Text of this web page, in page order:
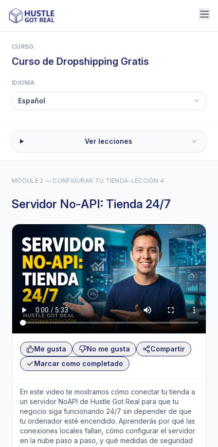
CURSO
Curso de Dropshipping Gratis
IDIOMA
Ver lecciones
MODULE 2 — CONFIGURAR TU TIENDA- LECCIÓN 4
Servidor No-API: Tienda 24/7
Me gusta No me gusta
Compartir
Marcar como completado
En este video te mostramos cómo conectar tu tienda a
un servidor NoAPI de Hustle Got Real para que tu
negocio siga funcionando 24/7 sin depender de que
tu ordenador esté encendido. Aprenderás por qué las
conexiones locales fallan, cómo configurar el servidor
en la nube paso a paso, y qué medidas de seguridad